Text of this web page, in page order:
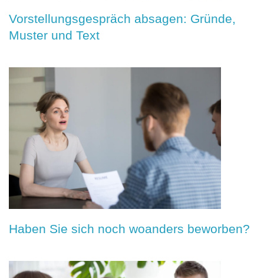
Vorstellungsgespräch absagen: Gründe,
Muster und Text
Haben Sie sich noch woanders beworben?